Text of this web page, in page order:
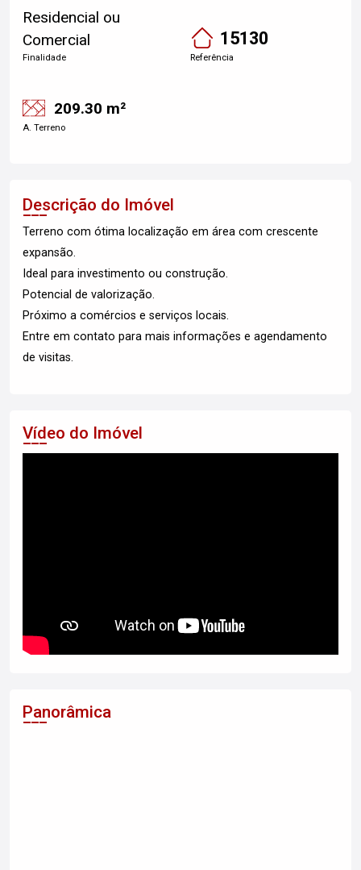
Residencial ou
Comercial
Finalidade
15130
Referência
209.30 m²
A. Terreno
Descrição do Imóvel
Terreno com ótima localização em área com crescente
expansão.
Ideal para investimento ou construção.
Potencial de valorização.
Próximo a comércios e serviços locais.
Entre em contato para mais informações e agendamento
de visitas.
Vídeo do Imóvel
Panorâmica